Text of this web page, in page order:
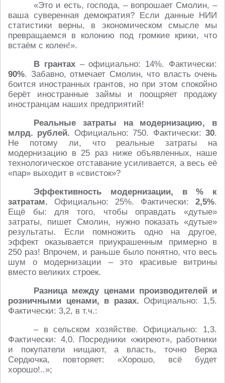
«Это и есть, господа, – вопрошает Смолин, –
ваша суверенная демократия? Если данные НИИ
статистики верны, в экономическом смысле мы
превращаемся в колонию под громкие крики, что
встаём с колен!».
В грантах– официально: 14%. Фактически:
90%. Забавно, отмечает Смолин, что власть очень
боится иностранных грантов, но при этом спокойно
берёт иностранные займы и поощряет продажу
иностранцам наших предприятий!
Реальные затраты на модернизацию, в
млрд. рублей. Официально: 750. Фактически:30.
Не потому ли, что реальные затраты на
модернизацию в 25 раз ниже объявленных, наше
технологическое отставание усиливается, а весь её
«пар» выходит в «свисток»?
Эффективность модернизации, в % к
затратам. Официально: 25%. Фактически: 2,5%.
Ещё бы: для того, чтобы оправдать «дутые»
затраты, пишет Смолин, нужно показать «дутые»
результаты. Если помножить одно на другое,
эффект оказывается приукрашенным примерно в
250 раз! Впрочем, и раньше было понятно, что весь
шум о модернизации – это красивые витрины
вместо великих строек.
Разница между ценами производителей и
розничными ценами, в разах.Официально: 1,5.
Фактически: 3,2, в т.ч.:
– в сельском хозяйстве. Официально: 1,3.
Фактически: 4,0. Посредники «жиреют», работники
и покупатели нищают, а власть, точно Верка
Сердючка, повторяет: «Хорошо, всё будет
хорошо!..»;